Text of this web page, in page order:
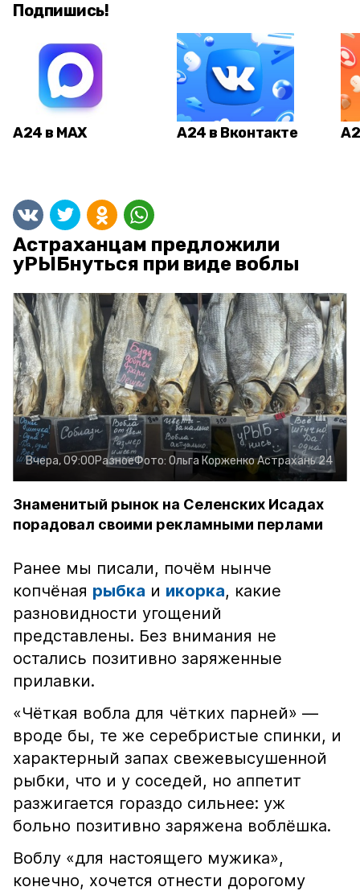
Подпишись!
А24 в MAX А24 в Вконтакте
Астраханцам предложили
уРЫБнуться при виде воблы
Вчера, 09:00РазноеФото: Ольга КорженкоАстрахань 24
Знаменитый рынок на Селенских Исадах
порадовал своими рекламными перлами
Ранее мы писали, почём нынче
копчёная рыбка и икорка, какие
разновидности угощений
представлены. Без внимания не
остались позитивно заряженные
прилавки.
«Чёткая вобла для чётких парней» —
вроде бы, те же серебристые спинки, и
характерный запах свежевысушенной
рыбки, что и у соседей, но аппетит
разжигается гораздо сильнее: уж
больно позитивно заряжена воблёшка.
Воблу «для настоящего мужика»,
конечно, хочется отнести дорогому